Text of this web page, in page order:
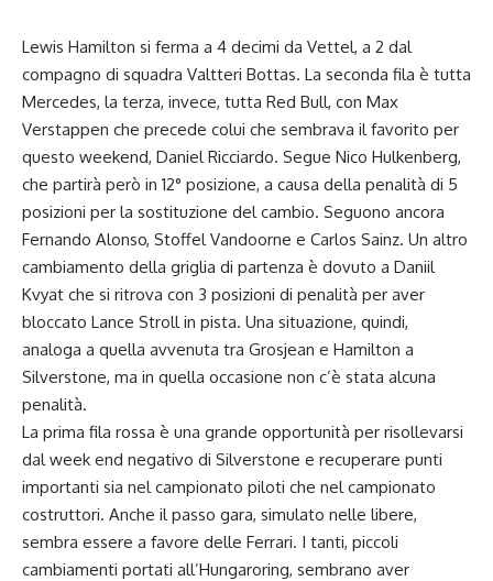
Lewis Hamilton si ferma a 4 decimi da Vettel, a 2 dal
compagno di squadra Valtteri Bottas. La seconda fila è tutta
Mercedes, la terza, invece, tutta Red Bull, con Max
Verstappen che precede colui che sembrava il favorito per
questo weekend, Daniel Ricciardo. Segue Nico Hulkenberg,
che partirà però in 12° posizione, a causa della penalità di 5
posizioni per la sostituzione del cambio. Seguono ancora
Fernando Alonso, Stoffel Vandoorne e Carlos Sainz. Un altro
cambiamento della griglia di partenza è dovuto a Daniil
Kvyat che si ritrova con 3 posizioni di penalità per aver
bloccato Lance Stroll in pista. Una situazione, quindi,
analoga a quella avvenuta tra Grosjean e Hamilton a
Silverstone, ma in quella occasione non c’è stata alcuna
penalità.
La prima fila rossa è una grande opportunità per risollevarsi
dal week end negativo di Silverstone e recuperare punti
importanti sia nel campionato piloti che nel campionato
costruttori. Anche il passo gara, simulato nelle libere,
sembra essere a favore delle Ferrari. I tanti, piccoli
cambiamenti portati all’Hungaroring, sembrano aver